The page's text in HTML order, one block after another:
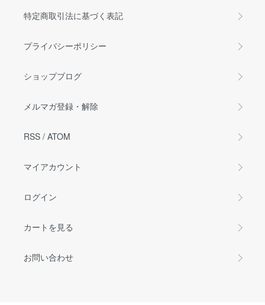
特定商取引法に基づく表記
プライバシーポリシー
ショップブログ
メルマガ登録・解除
RSS / ATOM
マイアカウント
ログイン
カートを見る
お問い合わせ